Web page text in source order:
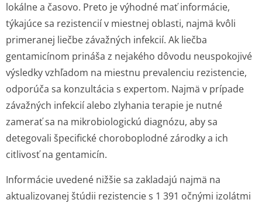
lokálne a časovo. Preto je výhodné mať informácie,
týkajúce sa rezistencií v miestnej oblasti, najmä kvôli
primeranej liečbe závažných infekcií. Ak liečba
gentamicínom prináša z nejakého dôvodu neuspokojivé
výsledky vzhľadom na miestnu prevalenciu rezistencie,
odporúča sa konzultácia s expertom. Najmä v prípade
závažných infekcií alebo zlyhania terapie je nutné
zamerať sa na mikrobiologickú diagnózu, aby sa
detegovali špecifické choroboplodné zárodky a ich
citlivosť na gentamicín.
Informácie uvedené nižšie sa zakladajú najmä na
aktualizovanej štúdii rezistencie s 1 391 očnými izolátmi